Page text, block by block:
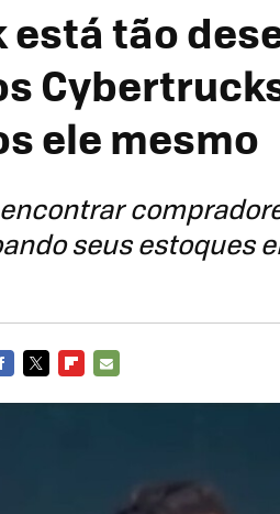
está tão
ele mesmo
seus estoques